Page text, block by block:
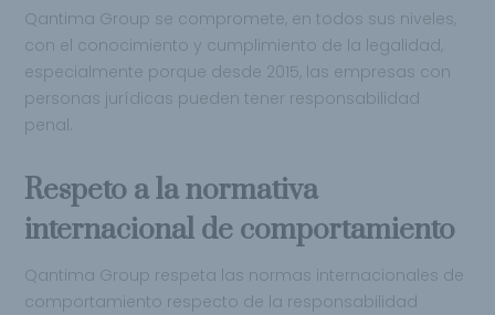
Qantima Group se compromete, en todos sus niveles,
con el conocimiento y cumplimiento de la legalidad,
especialmente porque desde 2015, las empresas con
personas jurídicas pueden tener responsabilidad
penal.
Respeto a la normativa
internacional de comportamiento
Qantima Group respeta las normas internacionales de
comportamiento respecto de la responsabilidad